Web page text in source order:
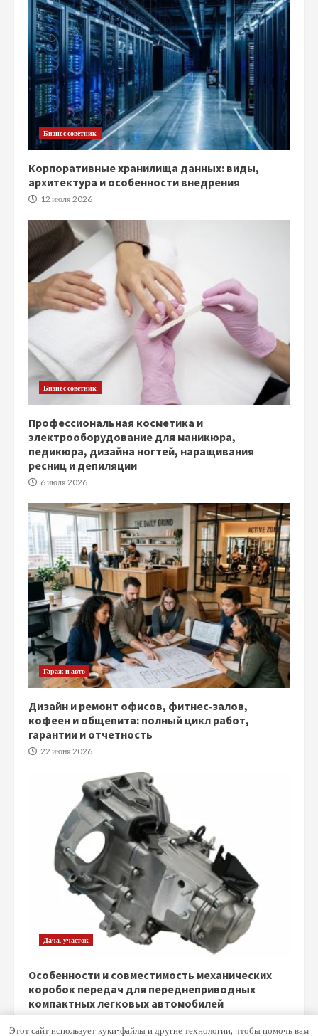
Бизнес советник
Корпоративные хранилища данных: виды,
архитектура и особенности внедрения
12 июля 2026
Бизнес советник
Профессиональная косметика и
электрооборудование для маникюра,
педикюра, дизайна ногтей, наращивания
ресниц и депиляции
6 июля 2026
Гараж и авто
Дизайн и ремонт офисов, фитнес‑залов,
кофеен и общепита: полный цикл работ,
гарантии и отчетность
22 июня 2026
Дача, участок
Особенности и совместимость механических
коробок передач для переднеприводных
компактных легковых автомобилей
Этот сайт использует куки-файлы и другие технологии, чтобы помочь вам